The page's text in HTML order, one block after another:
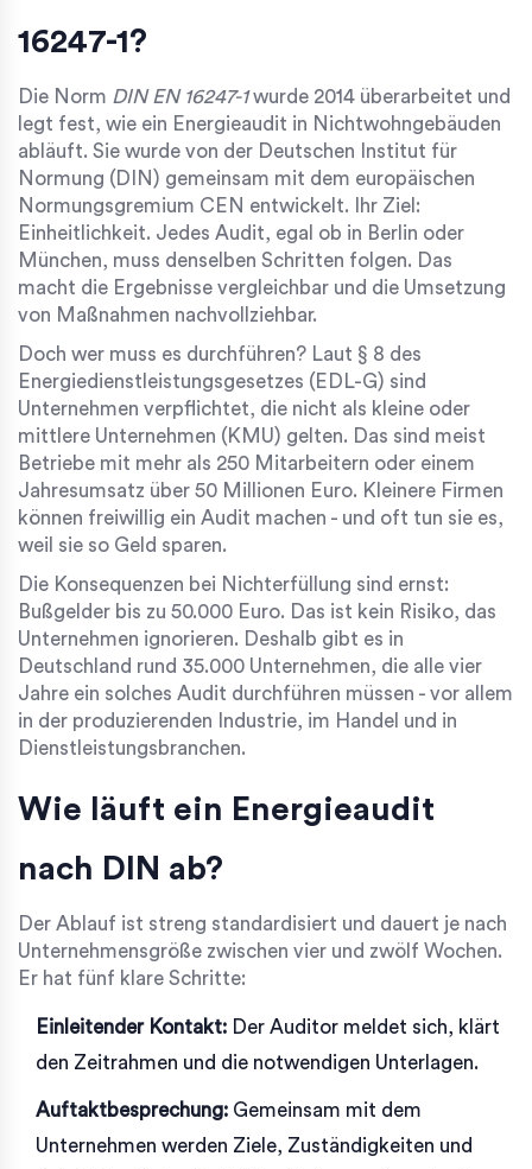
16247-1?
Die Norm DIN EN 16247-1wurde 2014 überarbeitet und
legt fest, wie ein Energieaudit in Nichtwohngebäuden
abläuft. Sie wurde von der Deutschen Institut für
Normung (DIN) gemeinsam mit dem europäischen
Normungsgremium CEN entwickelt. Ihr Ziel:
Einheitlichkeit. Jedes Audit, egal ob in Berlin oder
München, muss denselben Schritten folgen. Das
macht die Ergebnisse vergleichbar und die Umsetzung
von Maßnahmen nachvollziehbar.
Doch wer muss es durchführen? Laut § 8 des
Energiedienstleistungsgesetzes (EDL-G) sind
Unternehmen verpflichtet, die nicht als kleine oder
mittlere Unternehmen (KMU) gelten. Das sind meist
Betriebe mit mehr als 250 Mitarbeitern oder einem
Jahresumsatz über 50 Millionen Euro. Kleinere Firmen
können freiwillig ein Audit machen - und oft tun sie es,
weil sie so Geld sparen.
Die Konsequenzen bei Nichterfüllung sind ernst:
Bußgelder bis zu 50.000 Euro. Das ist kein Risiko, das
Unternehmen ignorieren. Deshalb gibt es in
Deutschland rund 35.000 Unternehmen, die alle vier
Jahre ein solches Audit durchführen müssen - vor allem
in der produzierenden Industrie, im Handel und in
Dienstleistungsbranchen.
Wie läuft ein Energieaudit
nach DIN ab?
Der Ablauf ist streng standardisiert und dauert je nach
Unternehmensgröße zwischen vier und zwölf Wochen.
Er hat fünf klare Schritte:
Einleitender Kontakt: Der Auditor meldet sich, klärt
den Zeitrahmen und die notwendigen Unterlagen.
Auftaktbesprechung: Gemeinsam mit dem
Unternehmen werden Ziele, Zuständigkeiten und